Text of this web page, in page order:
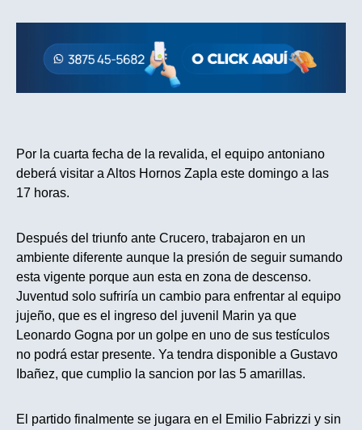
Por la cuarta fecha de la revalida, el equipo antoniano
deberá visitar a Altos Hornos Zapla este domingo a las
17 horas.
Después del triunfo ante Crucero, trabajaron en un
ambiente diferente aunque la presión de seguir sumando
esta vigente porque aun esta en zona de descenso.
Juventud solo sufriría un cambio para enfrentar al equipo
jujeño, que es el ingreso del juvenil Marin ya que
Leonardo Gogna por un golpe en uno de sus testículos
no podrá estar presente. Ya tendra disponible a Gustavo
Ibañez, que cumplio la sancion por las 5 amarillas.
El partido finalmente se jugara en el Emilio Fabrizzi y sin